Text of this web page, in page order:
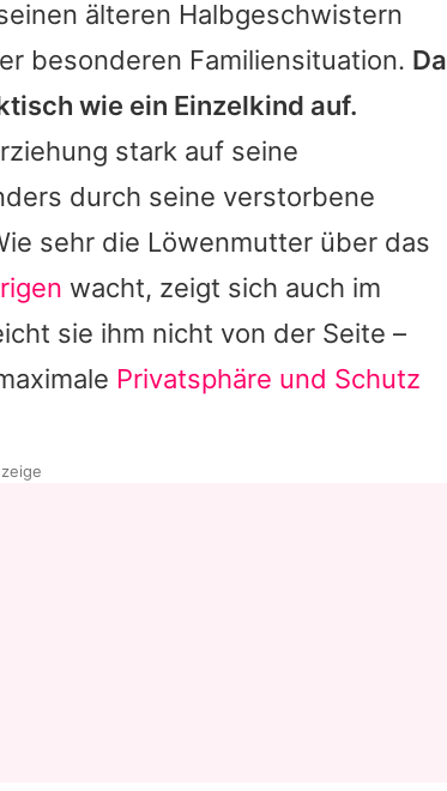
älteren Halbgeschwistern
besonderen Familiensituation. Da
wie ein Einzelkind auf.
stark auf seine
durch seine verstorbene
sehr die Löwenmutter über das
wacht, zeigt sich auch im
sie ihm nicht von der Seite –
Privatsphäre und Schutz